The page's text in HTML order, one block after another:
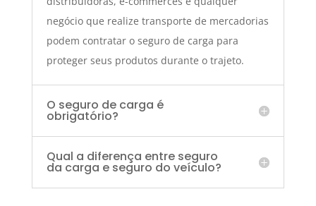
negócio que realize transporte de mercadorias
podem contratar o seguro de carga para
proteger seus produtos durante o trajeto.
O seguro de carga é
obrigatório?
Qual a diferença entre seguro
da carga e seguro do veículo?